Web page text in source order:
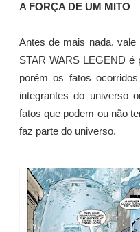
A FORÇA DE UM MITO
Antes de mais nada, vale
STAR WARS LEGEND é
porém os fatos
integrantes do universo
fatos que podem ou não
faz parte do universo.